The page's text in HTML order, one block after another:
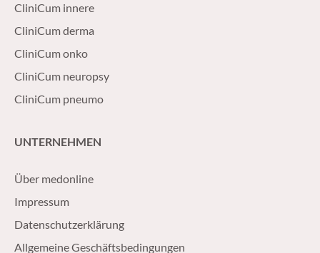
CliniCum innere
CliniCum derma
CliniCum onko
CliniCum neuropsy
CliniCum pneumo
UNTERNEHMEN
Über medonline
Impressum
Datenschutzerklärung
Allgemeine Geschäftsbedingungen